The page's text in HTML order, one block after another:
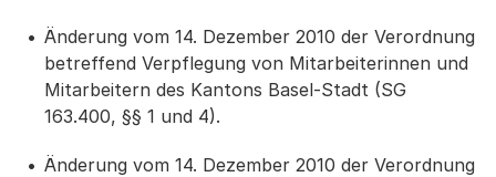
Änderung vom 14. Dezember 2010 der Verordnung
betreffend Verpflegung von Mitarbeiterinnen und
Mitarbeitern des Kantons Basel-Stadt (SG
163.400, §§ 1 und 4).
Änderung vom 14. Dezember 2010 der Verordnung